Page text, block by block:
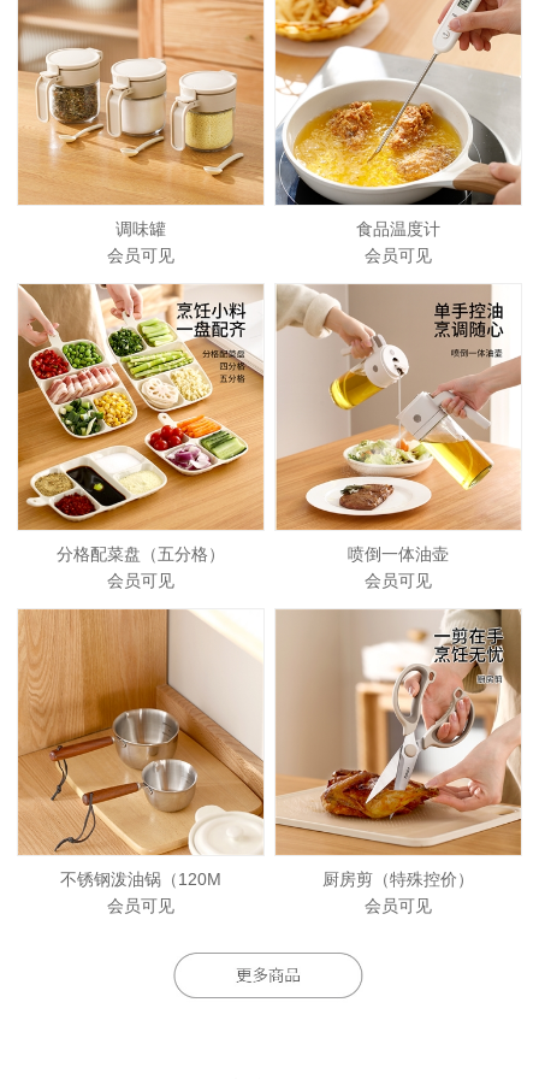
调味罐
会员可见
食品温度计
会员可见
分格配菜盘（五分格）
会员可见
喷倒一体油壶
会员可见
不锈钢泼油锅（120M
会员可见
厨房剪（特殊控价）
会员可见